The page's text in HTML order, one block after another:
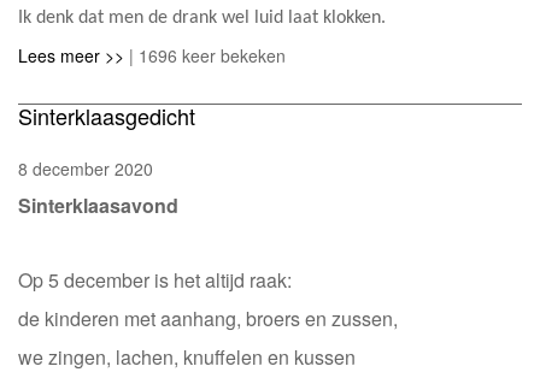
Ik denk dat men de drank wel luid laat klokken.
Lees meer >> | 1696 keer bekeken
Sinterklaasgedicht
8 december 2020
Sinterklaasavond
Op 5 december is het altijd raak:
de kinderen met aanhang, broers en zussen,
we zingen, lachen, knuffelen en kussen